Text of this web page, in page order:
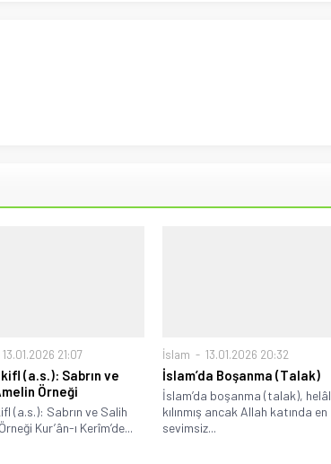
13.01.2026 21:07
(a.s.): Sabrın ve
Örneği
(a.s.): Sabrın ve Salih
Kur’ân-ı Kerîm’de...
İslam 13.01.2026 20:32
İslam’da Boşanma (Talak)
İslam’da boşanma (talak), helâl
kılınmış ancak Allah katında en
sevimsiz...